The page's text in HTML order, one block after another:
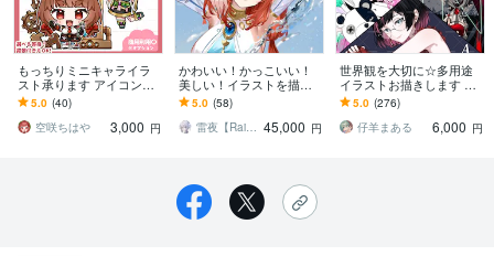
もっちりミニキャライラ
スト承ります アイコンや
動画、グッズなどにかわ
いいミニキャライラスト
を！
5.0 (40)
空咲ちはや
3,000 円
かわいい！かっこいい！
美しい！イラストを描き
ます 高いクオリティでお
届けいたします！
5.0 (58)
雷夜【Raiya】 45,000 円
世界観を大切に☆多用途
イラストお描きします 歌
ってみた／配信サムネイ
ル／アイコン／1枚絵お描
きします！
5.0 (276)
仔羊まある
6,000 円